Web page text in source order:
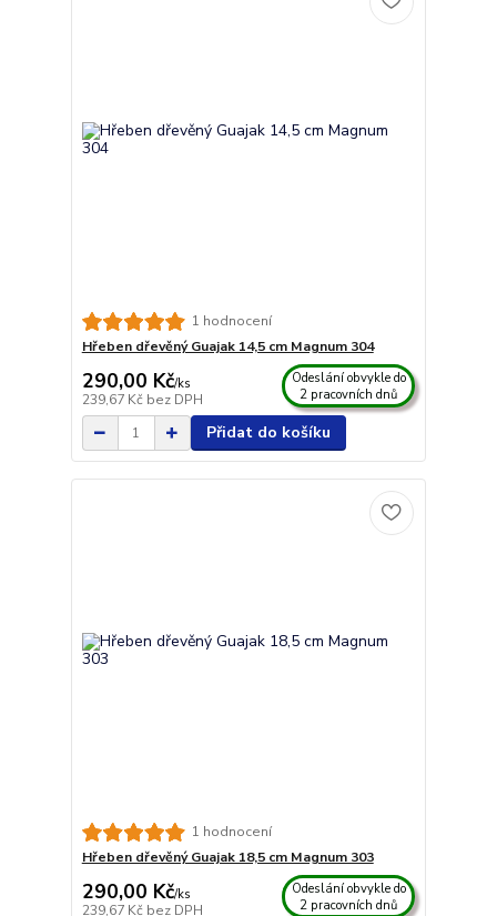
1 hodnocení
Hřeben dřevěný Guajak 14,5 cm Magnum 304
290,00 Kč/ks
239,67 Kč bez DPH
Odeslání obvykle do
2 pracovních dnů
Přidat do košíku
1 hodnocení
Hřeben dřevěný Guajak 18,5 cm Magnum 303
290,00 Kč/ks
239,67 Kč bez DPH
Odeslání obvykle do
2 pracovních dnů